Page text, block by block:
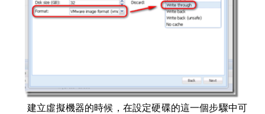
建立虛擬機器的時候，在設定硬碟的這一個步驟中可